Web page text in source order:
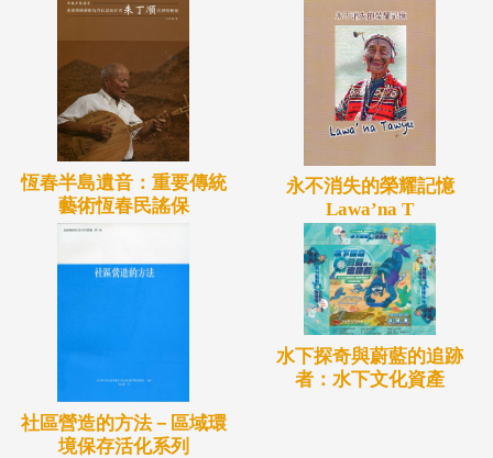
恆春半島遺音：重要傳統
藝術恆春民謠保
永不消失的榮耀記憶
Lawa’na T
社區營造的方法－區域環
境保存活化系列
水下探奇與蔚藍的追跡
者：水下文化資產